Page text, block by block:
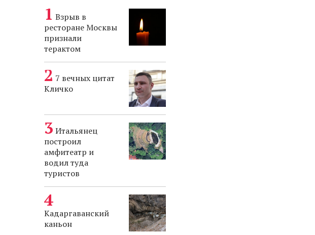
Взрыв в
ресторане Москвы
признали
терактом
7 вечных цитат
Кличко
Итальянец
построил
амфитеатр и
водил туда
туристов
Кадаргаванский
каньон